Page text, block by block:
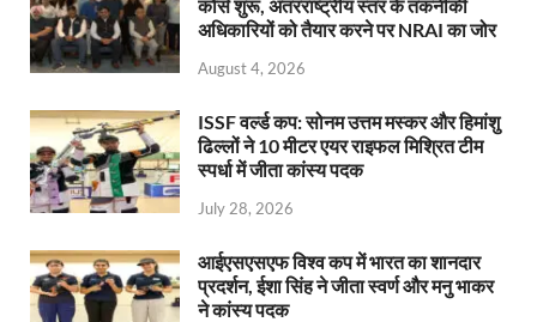
कोर्स शुरू, अंतरराष्ट्रीय स्तर के तकनीकी
अधिकारियों को तैयार करने पर NRAI का जोर
August 4, 2026
ISSF वर्ल्ड कप: सोनम उत्तम मस्कर और हिमांशु
ढिल्लों ने 10 मीटर एयर राइफल मिश्रित टीम
स्पर्धा में जीता कांस्य पदक
July 28, 2026
आईएसएसएफ विश्व कप में भारत का शानदार
प्रदर्शन, ईशा सिंह ने जीता स्वर्ण और मनु भाकर
ने कांस्य पदक